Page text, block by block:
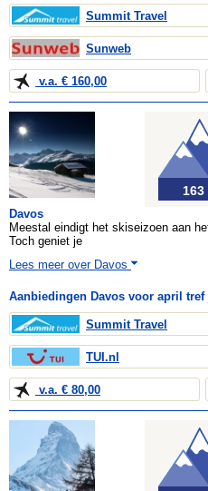
Summit Travel
Sunweb
v.a. € 160,00
Davos
Meestal eindigt het skiseizoen aan
Toch geniet je
Lees meer over Davos
163
Aanbiedingen Davos voor april tref
Summit Travel
TUI.nl
v.a. € 80,00